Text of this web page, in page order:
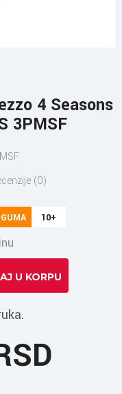
4 Seasons
3PMSF
(0)
10+